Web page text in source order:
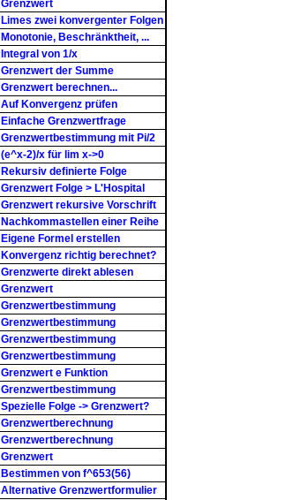
Grenzwert
Limes zwei konvergenter Folgen
Monotonie, Beschränktheit, ...
Integral von 1/x
Grenzwert der Summe
Grenzwert berechnen...
Auf Konvergenz prüfen
Einfache Grenzwertfrage
Grenzwertbestimmung mit Pi/2
(e^x-2)/x für lim x->0
Rekursiv definierte Folge
Grenzwert Folge > L'Hospital
Grenzwert rekursive Vorschrift
Nachkommastellen einer Reihe
Eigene Formel erstellen
Konvergenz richtig berechnet?
Grenzwerte direkt ablesen
Grenzwert
Grenzwertbestimmung
Grenzwertbestimmung
Grenzwertbestimmung
Grenzwertbestimmung
Grenzwert e Funktion
Grenzwertbestimmung
Spezielle Folge -> Grenzwert?
Grenzwertberechnung
Grenzwertberechnung
Grenzwert
Bestimmen von f^653(56)
Alternative Grenzwertformulier